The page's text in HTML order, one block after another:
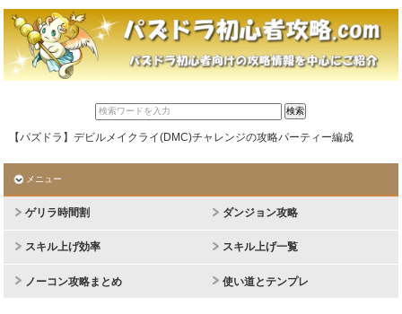
【パズドラ】デビルメイクライ(DMC)チャレンジの攻略パーティー編成
メニュー
ゲリラ時間割 ダンジョン攻略
スキル上げ効率 スキル上げ一覧
ノーコン攻略まとめ 使い道とテンプレ